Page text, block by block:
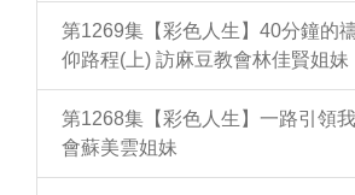
第1269集【彩色人生】40分鐘的
仰路程(上) 訪麻豆教會林佳賢姐妹
第1268集【彩色人生】一路引領
會蘇美雲姐妹